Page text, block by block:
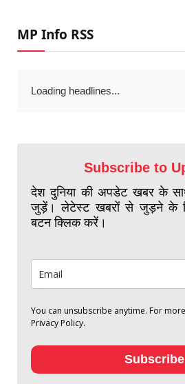
MP Info RSS
Loading headlines...
Subscribe to
देश दुनिया की अपडेट खबर के
जुड़ें। लेटेस्ट खबरों से जुड़ने के
बटन क्लिक करें।
You can unsubscribe anytime. For
Privacy Policy.
Subscribe